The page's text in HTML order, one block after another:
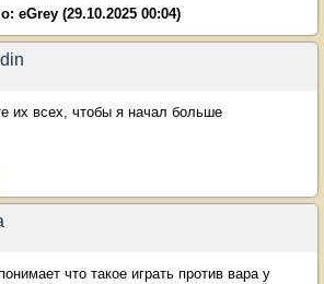
eGrey (29.10.2025 00:04)
их всех, чтобы я начал больше
что такое играть против вара у